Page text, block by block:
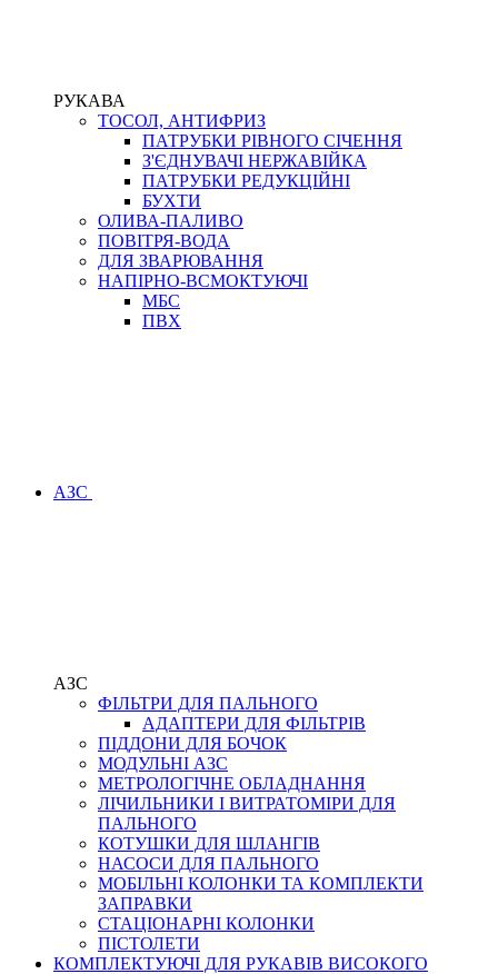
РУКАВА
ТОСОЛ, АНТИФРИЗ
ПАТРУБКИ РІВНОГО СІЧЕННЯ
З'ЄДНУВАЧІ НЕРЖАВІЙКА
ПАТРУБКИ РЕДУКЦІЙНІ
БУХТИ
ОЛИВА-ПАЛИВО
ПОВІТРЯ-ВОДА
ДЛЯ ЗВАРЮВАННЯ
НАПІРНО-ВСМОКТУЮЧІ
МБС
ПВХ
АЗС
АЗС
ФІЛЬТРИ ДЛЯ ПАЛЬНОГО
АДАПТЕРИ ДЛЯ ФІЛЬТРІВ
ПІДДОНИ ДЛЯ БОЧОК
МОДУЛЬНІ АЗС
МЕТРОЛОГІЧНЕ ОБЛАДНАННЯ
ЛІЧИЛЬНИКИ І ВИТРАТОМІРИ ДЛЯ
ПАЛЬНОГО
КОТУШКИ ДЛЯ ШЛАНГІВ
НАСОСИ ДЛЯ ПАЛЬНОГО
МОБІЛЬНІ КОЛОНКИ ТА КОМПЛЕКТИ
ЗАПРАВКИ
СТАЦІОНАРНІ КОЛОНКИ
ПІСТОЛЕТИ
КОМПЛЕКТУЮЧІ ДЛЯ РУКАВІВ ВИСОКОГО